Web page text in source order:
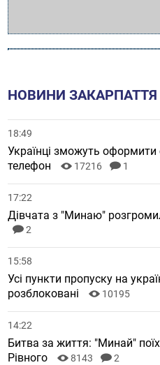
НОВИНИ ЗАКАРПАТТЯ
18:49
Українці зможуть оформити
телефон
17216 1
17:22
Дівчата з "Минаю"
2
15:58
Усі пункти пропуску на
розблоковані
10195
14:22
Битва за життя: "Минай"
Рівного
8143 2